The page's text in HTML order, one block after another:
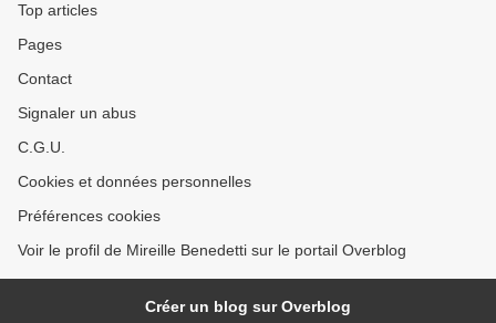
Top articles
Pages
Contact
Signaler un abus
C.G.U.
Cookies et données personnelles
Préférences cookies
Voir le profil de Mireille Benedetti sur le portail Overblog
Créer un blog sur Overblog